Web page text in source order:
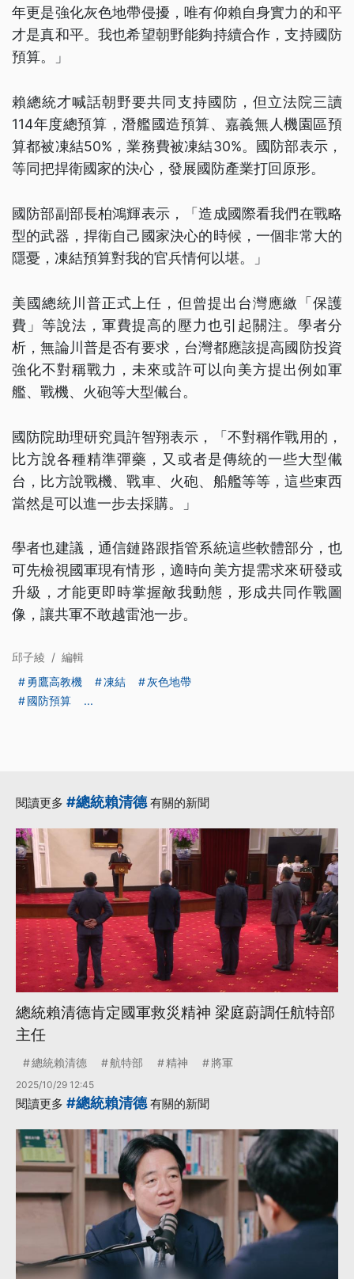
年更是強化灰色地帶侵擾，唯有仰賴自身實力的和平
才是真和平。我也希望朝野能夠持續合作，支持國防
預算。」
賴總統才喊話朝野要共同支持國防，但立法院三讀
114年度總預算，潛艦國造預算、嘉義無人機園區預
算都被凍結50%，業務費被凍結30%。國防部表示，
等同把捍衛國家的決心，發展國防產業打回原形。
國防部副部長柏鴻輝表示，「造成國際看我們在戰略
型的武器，捍衛自己國家決心的時候，一個非常大的
隱憂，凍結預算對我的官兵情何以堪。」
美國總統川普正式上任，但曾提出台灣應繳「保護
費」等說法，軍費提高的壓力也引起關注。學者分
析，無論川普是否有要求，台灣都應該提高國防投資
強化不對稱戰力，未來或許可以向美方提出例如軍
艦、戰機、火砲等大型儎台。
國防院助理研究員許智翔表示，「不對稱作戰用的，
比方說各種精準彈藥，又或者是傳統的一些大型儎
台，比方說戰機、戰車、火砲、船艦等等，這些東西
當然是可以進一步去採購。」
學者也建議，通信鏈路跟指管系統這些軟體部分，也
可先檢視國軍現有情形，適時向美方提需求來研發或
升級，才能更即時掌握敵我動態，形成共同作戰圖
像，讓共軍不敢越雷池一步。
邱子綾 / 編輯
勇鷹高教機
凍結
灰色地帶
國防預算
...
閱讀更多 #總統賴清德有關的新聞
總統賴清德肯定國軍救災精神 梁庭蔚調任航特部
主任
總統賴清德 航特部 精神 將軍
2025/10/29 12:45
閱讀更多 #總統賴清德有關的新聞